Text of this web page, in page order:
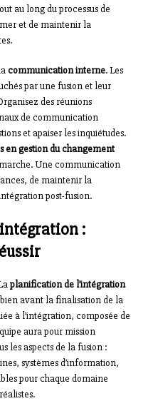
au long du processus de
et de maintenir la
communication interne. Les
par une fusion et leur
des réunions
de communication
et apaiser les inquiétudes.
en gestion du changement
Une communication
de maintenir la
post-fusion.
:
planification de l’intégration
avant la finalisation de la
à l’intégration, composée de
aura pour mission
les aspects de la fusion :
systèmes d’information,
pour chaque domaine